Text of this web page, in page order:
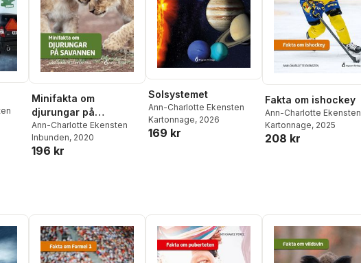
Minifakta om
djurungar på
savannen
Ann-Charlotte Ekensten
Inbunden, 2020
196 kr
Solsystemet
Ann-Charlotte Ekensten
Kartonnage, 2026
169 kr
Fakta om ishockey
Ann-Charlotte Ekensten
Kartonnage, 2025
208 kr